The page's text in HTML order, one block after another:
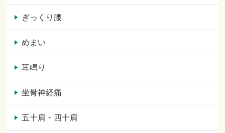
ぎっくり腰
めまい
耳鳴り
坐骨神経痛
五十肩・四十肩